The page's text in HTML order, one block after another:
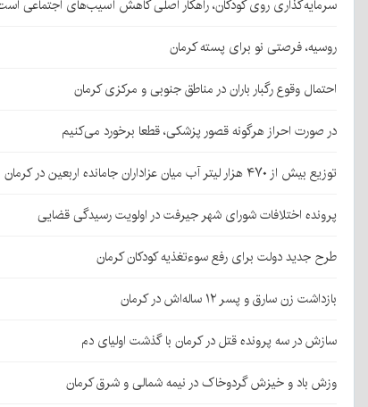
سرمایه‌گذاری روی کودکان، راهکار اصلی کاهش آسیب‌های اجتماعی
روسیه، فرصتی نو برای پسته کرمان
احتمال وقوع رگبار باران در مناطق جنوبی و مرکزی کرمان
در صورت احراز هرگونه قصور پزشکی، قطعا برخورد می‌کنیم
توزیع بیش از ۴۷۰ هزار لیتر آب میان عزاداران جامانده اربعین در کرمان
پرونده اختلافات شورای شهر جیرفت در اولویت رسیدگی قضایی
طرح جدید دولت برای رفع سوءتغذیه کودکان کرمان
بازداشت زن سارق و پسر ۱۲ ساله‌اش در کرمان
سازش در سه پرونده قتل در کرمان با گذشت اولیای دم
وزش باد و خیزش گردوخاک در نیمه شمالی و شرق کرمان